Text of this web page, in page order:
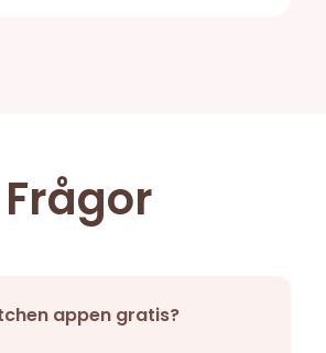
Frågor
appen gratis?